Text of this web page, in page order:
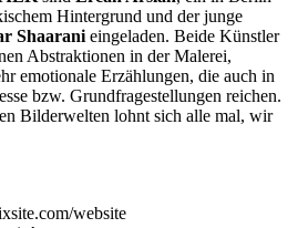
Hintergrund und der junge
Shaarani eingeladen. Beide Künstler
Abstraktionen in der Malerei,
emotionale Erzählungen, die auch in
bzw. Grundfragestellungen reichen.
Bilderwelten lohnt sich alle mal, wir
website